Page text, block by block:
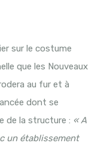
sur le costume
que les Nouveaux
au fur et à
dont se
de la structure : « A
un établissement